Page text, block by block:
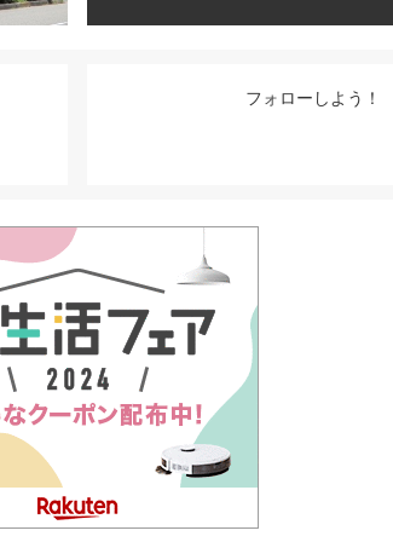
フォローしよう！